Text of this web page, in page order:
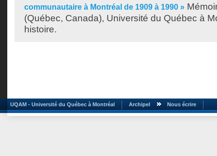
communautaire à Montréal de 1909 à 1990 »
(Québec, Canada), Université du Québec à
histoire.
UQAM - Université du Québec à Montréal Archipel Nous écrire